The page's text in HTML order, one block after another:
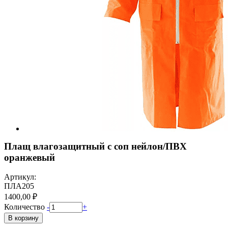
Плащ влагозащитный с соп нейлон/ПВХ
оранжевый
Артикул:
ПЛА205
1400,00 ₽
Количество - +
В корзину